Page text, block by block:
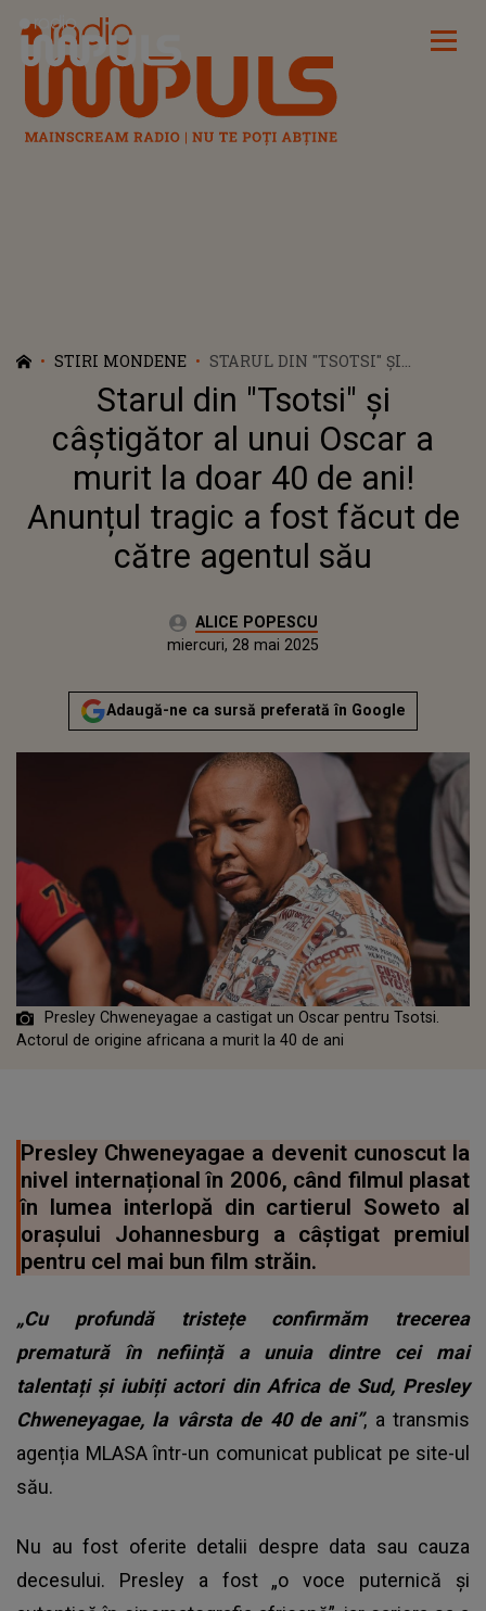
Radio Impuls
STIRI MONDENE
STARUL DIN "TSOTSI" ȘI
CÂȘTIGĂTOR AL UNUI OSCAR A
MURIT LA DOAR 40 DE ANI!
ANUNȚUL TRAGIC A FOST
FĂCUT DE CĂTRE AGENTUL SĂU
Starul din "Tsotsi" și
câștigător al unui Oscar a
murit la doar 40 de ani!
Anunțul tragic a fost făcut de
către agentul său
Autor:ALICE POPESCU
Actualizat:
miercuri, 28 mai 2025
Adaugă-ne ca sursă preferată în Google
Presley Chweneyagae a castigat un Oscar pentru Tsotsi.
Actorul de origine africana a murit la 40 de ani
Presley Chweneyagae a devenit cunoscut la
nivel internațional în 2006, când filmul plasat
în lumea interlopă din cartierul Soweto al
orașului Johannesburg a câștigat premiul
pentru cel mai bun film străin.
„Cu profundă tristețe confirmăm trecerea
prematură în neființă a unuia dintre cei mai
talentați și iubiți actori din Africa de Sud, Presley
Chweneyagae, la vârsta de 40 de ani”, a transmis
agenția MLASA într-un comunicat publicat pe site-ul
său.
Nu au fost oferite detalii despre data sau cauza
decesului. Presley a fost „o voce puternică și